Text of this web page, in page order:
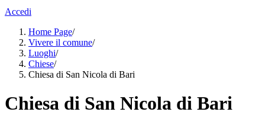
Accedi
Home Page/
Vivere il comune/
Luoghi/
Chiese/
Chiesa di San Nicola di Bari
Chiesa di San Nicola di Bari